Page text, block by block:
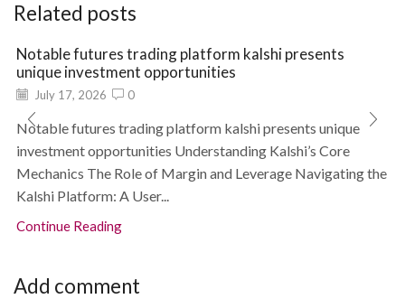
Related posts
Notable futures trading platform kalshi presents
unique investment opportunities
July 17, 2026 0
Notable futures trading platform kalshi presents unique
investment opportunities Understanding Kalshi’s Core
Mechanics The Role of Margin and Leverage Navigating the
Kalshi Platform: A User...
Continue Reading
Add comment